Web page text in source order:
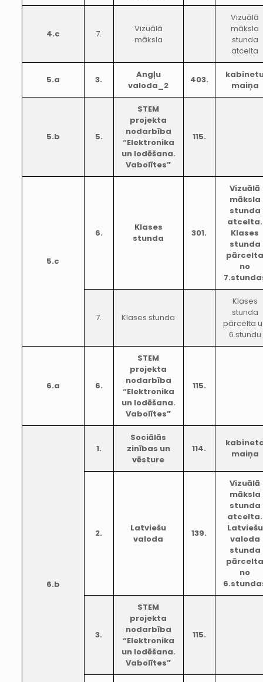
4.c 7.
Vizuālā
māksla
Vizuālā
māksla
stunda
atcelta
5.a 3.
Angļu
valoda_2
403.
maiņa
5.b 5.
STEM
projekta
nodarbība
“Elektronika
un lodēšana.
Vabolītes”
115.
5.c
6.
Klases
stunda
301.
Vizuālā
māksla
stunda
atcelta.
Klases
stunda
no
7. Klases stunda
Klases
stunda
pārcelta
6.stundu
6.a 6.
STEM
projekta
nodarbība
“Elektronika
un lodēšana.
Vabolītes”
115.
6.b
1.
Sociālās
zinības un
vēsture
114.
maiņa
2.
Latviešu
valoda
139.
Vizuālā
māksla
stunda
atcelta.
Latviešu
valoda
stunda
no
3.
STEM
projekta
nodarbība
“Elektronika
un lodēšana.
Vabolītes”
115.